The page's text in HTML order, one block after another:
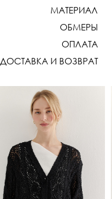
МАТЕРИАЛ
ОБМЕРЫ
ОПЛАТА
ДОСТАВКА И ВОЗВРАТ